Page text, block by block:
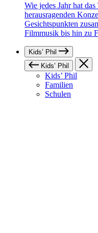
Wie jedes Jahr hat
herausragenden
Gesichtspunkten
Filmmusik bis hin zu
Kids’ Phil
Kids’ Phil
Kids’ Phil
Familien
Schulen